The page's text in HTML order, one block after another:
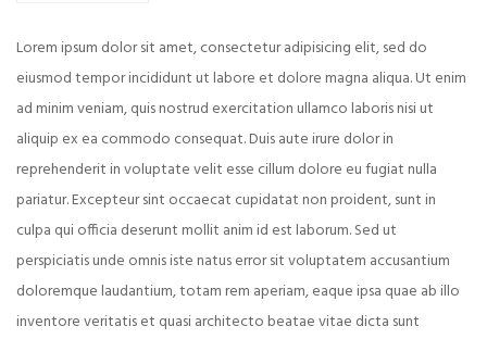
Lorem ipsum dolor sit amet, consectetur adipisicing elit, sed do
eiusmod tempor incididunt ut labore et dolore magna aliqua. Ut enim
ad minim veniam, quis nostrud exercitation ullamco laboris nisi ut
aliquip ex ea commodo consequat. Duis aute irure dolor in
reprehenderit in voluptate velit esse cillum dolore eu fugiat nulla
pariatur. Excepteur sint occaecat cupidatat non proident, sunt in
culpa qui officia deserunt mollit anim id est laborum. Sed ut
perspiciatis unde omnis iste natus error sit voluptatem accusantium
doloremque laudantium, totam rem aperiam, eaque ipsa quae ab illo
inventore veritatis et quasi architecto beatae vitae dicta sunt